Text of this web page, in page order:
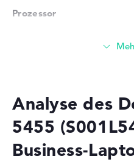
Prozessor
Cache
Grafikkarte
Grafikprozessor
Analyse des
5455
Business-